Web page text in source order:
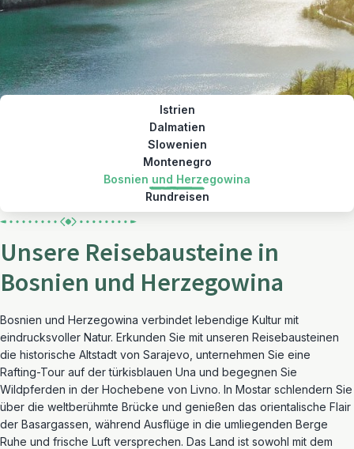
Istrien
Dalmatien
Slowenien
Montenegro
Bosnien und Herzegowina
Rundreisen
Unsere Reisebausteine in
Bosnien und Herzegowina
Bosnien und Herzegowina verbindet lebendige Kultur mit
eindrucksvoller Natur. Erkunden Sie mit unseren Reisebausteinen
die historische Altstadt von Sarajevo, unternehmen Sie eine
Rafting-Tour auf der türkisblauen Una und begegnen Sie
Wildpferden in der Hochebene von Livno. In Mostar schlendern Sie
über die weltberühmte Brücke und genießen das orientalische Flair
der Basargassen, während Ausflüge in die umliegenden Berge
Ruhe und frische Luft versprechen. Das Land ist sowohl mit dem